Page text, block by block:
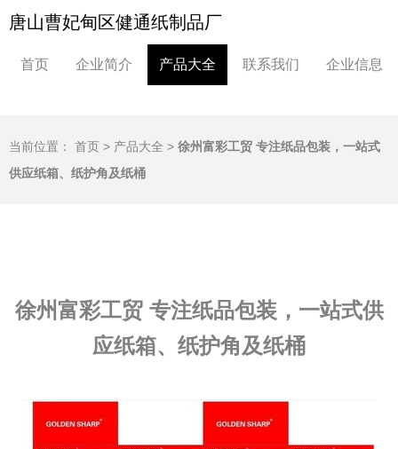
唐山曹妃甸区健通纸制品厂
首页 企业简介 产品大全 联系我们 企业信息
当前位置： 首页 > 产品大全 > 徐州富彩工贸 专注纸品包装，一站式
供应纸箱、纸护角及纸桶
徐州富彩工贸 专注纸品包装，一站式供
应纸箱、纸护角及纸桶